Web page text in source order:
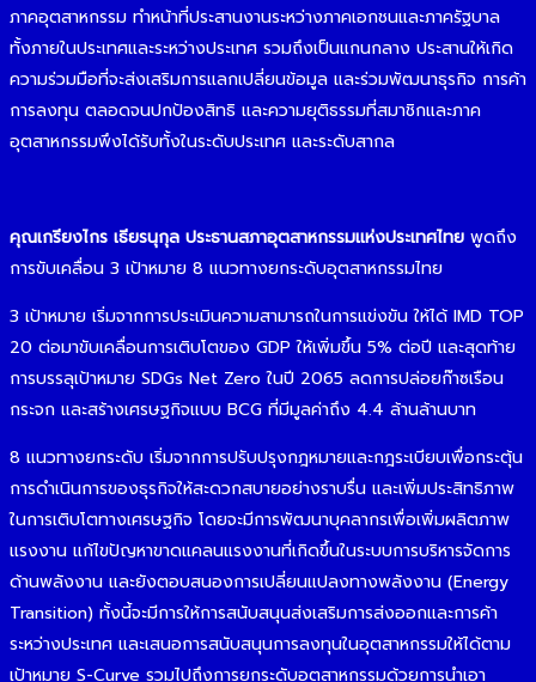
ภาคอุตสาหกรรม ทำหน้าที่ประสานงานระหว่างภาคเอกชนและภาครัฐบาล
ทั้งภายในประเทศและระหว่างประเทศ รวมถึงเป็นแกนกลาง ประสานให้เกิด
ความร่วมมือที่จะส่งเสริมการแลกเปลี่ยนข้อมูล และร่วมพัฒนาธุรกิจ การค้า
การลงทุน ตลอดจนปกป้องสิทธิ และความยุติธรรมที่สมาชิกและภาค
อุตสาหกรรมพึงได้รับทั้งในระดับประเทศ และระดับสากล
คุณเกรียงไกร เธียรนุกุล ประธานสภาอุตสาหกรรมแห่งประเทศไทย พูดถึง
การขับเคลื่อน 3 เป้าหมาย 8 แนวทางยกระดับอุตสาหกรรมไทย
3 เป้าหมาย เริ่มจากการประเมินความสามารถในการแข่งขัน ให้ได้ IMD TOP
20 ต่อมาขับเคลื่อนการเติบโตของ GDP ให้เพิ่มขึ้น 5% ต่อปี และสุดท้าย
การบรรลุเป้าหมาย SDGs Net Zero ในปี 2065 ลดการปล่อยก๊าซเรือน
กระจก และสร้างเศรษฐกิจแบบ BCG ที่มีมูลค่าถึง 4.4 ล้านล้านบาท
8 แนวทางยกระดับ เริ่มจากการปรับปรุงกฎหมายและกฎระเบียบเพื่อกระตุ้น
การดำเนินการของธุรกิจให้สะดวกสบายอย่างราบรื่น และเพิ่มประสิทธิภาพ
ในการเติบโตทางเศรษฐกิจ โดยจะมีการพัฒนาบุคลากรเพื่อเพิ่มผลิตภาพ
แรงงาน แก้ไขปัญหาขาดแคลนแรงงานที่เกิดขึ้นในระบบการบริหารจัดการ
ด้านพลังงาน และยังตอบสนองการเปลี่ยนแปลงทางพลังงาน (Energy
Transition) ทั้งนี้จะมีการให้การสนับสนุนส่งเสริมการส่งออกและการค้า
ระหว่างประเทศ และเสนอการสนับสนุนการลงทุนในอุตสาหกรรมให้ได้ตาม
เป้าหมาย S-Curve รวมไปถึงการยกระดับอุตสาหกรรมด้วยการนำเอา